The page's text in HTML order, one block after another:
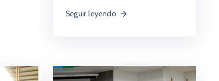
Seguir leyendo